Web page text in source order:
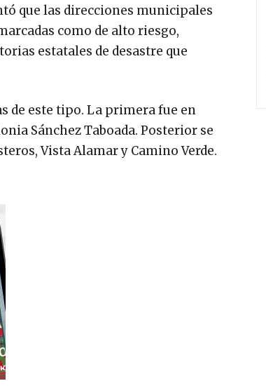
que las direcciones municipales
como de alto riesgo,
estatales de desastre que
de este tipo. La primera fue en
Sánchez Taboada. Posterior se
Vista Alamar y Camino Verde.